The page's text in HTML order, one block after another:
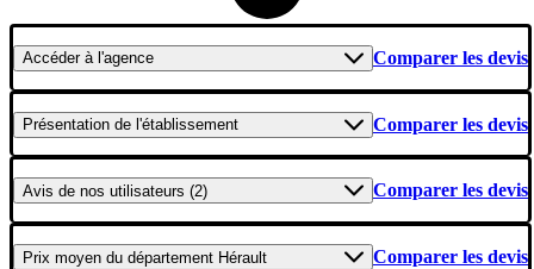
Accéderà l'agence Comparer les devis
Présentation de l'établissement Comparer les devis
Avis de nos utilisateurs (2) Comparer les devis
Prix moyen du département Hérault Comparer les devis